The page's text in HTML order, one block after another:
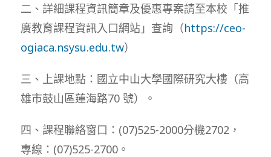
二、詳細課程資訊簡章及優惠專案請至本校「推
廣教育課程資訊入口網站」查詢（https://ceo-
ogiaca.nsysu.edu.tw）
三、上課地點：國立中山大學國際研究大樓（高
雄市鼓山區蓮海路70 號）。
四、課程聯絡窗口：(07)525-2000分機2702，
專線：(07)525-2700。